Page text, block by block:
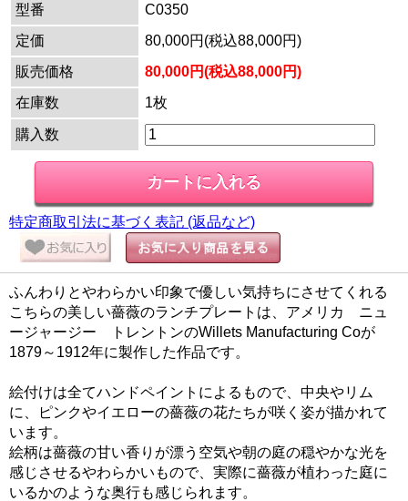
型番
C0350
定価
80,000円(税込88,000円)
販売価格
80,000円(税込88,000円)
在庫数
1枚
購入数
特定商取引法に基づく表記 (返品など)
ふんわりとやわらかい印象で優しい気持ちにさせてくれる
こちらの美しい薔薇のランチプレートは、アメリカ ニュ
ージャージー トレントンのWillets Manufacturing Coが
1879～1912年に製作した作品です。
絵付けは全てハンドペイントによるもので、中央やリム
に、ピンクやイエローの薔薇の花たちが咲く姿が描かれて
います。
絵柄は薔薇の甘い香りが漂う空気や朝の庭の穏やかな光を
感じさせるやわらかいもので、実際に薔薇が植わった庭に
いるかのような奥行も感じられます。